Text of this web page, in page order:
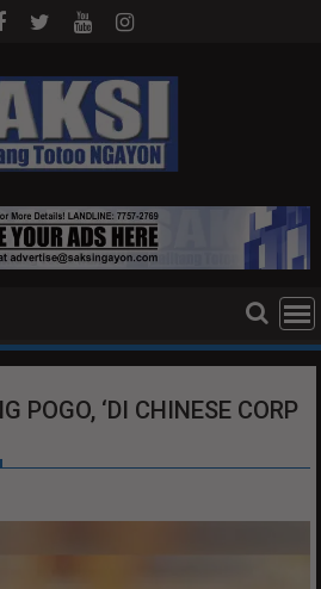
POGO, ‘DI CHINESE CORP